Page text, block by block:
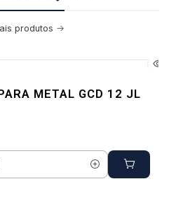
produtos
METAL GCD 12 JL